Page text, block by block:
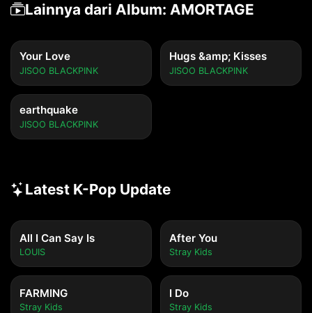
Lainnya dari Album: AMORTAGE
Your Love
JISOO BLACKPINK
Hugs &amp; Kisses
JISOO BLACKPINK
earthquake
JISOO BLACKPINK
Latest K-Pop Update
All I Can Say Is
LOUIS
After You
Stray Kids
FARMING
Stray Kids
I Do
Stray Kids